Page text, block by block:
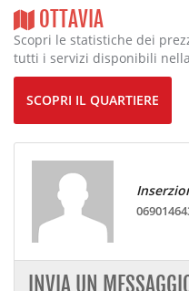
OTTAVIA
Scopri le statistiche dei
tutti i servizi disponibili
SCOPRI IL QUARTIERE
INVIA UN